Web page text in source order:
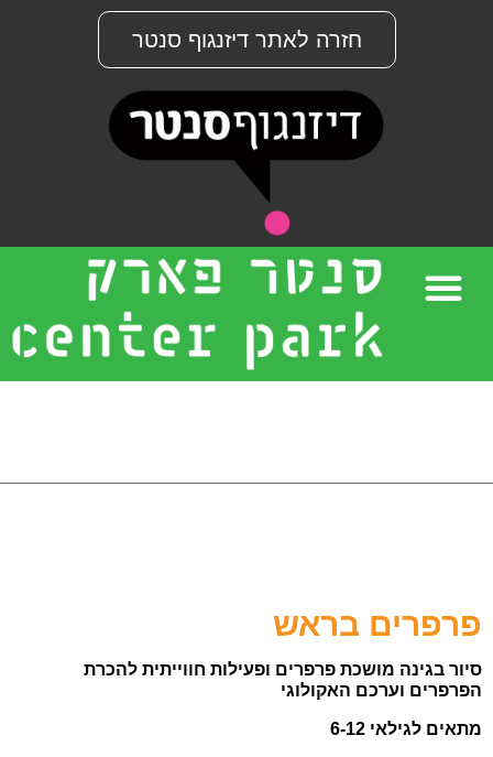
חזרה לאתר דיזנגוף סנטר
פרפרים בראש
סיור בגינה מושכת פרפרים ופעילות חווייתית להכרת
הפרפרים וערכם האקולוגי
מתאים לגילאי 6-12